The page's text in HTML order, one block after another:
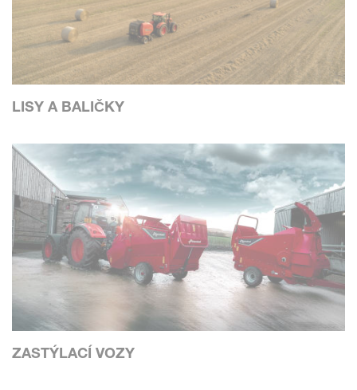
LISY A BALIČKY
ZASTÝLACÍ VOZY